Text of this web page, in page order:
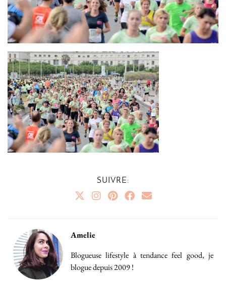
SUIVRE:
Amelie
Blogueuse lifestyle à tendance feel good, je
blogue depuis 2009 !